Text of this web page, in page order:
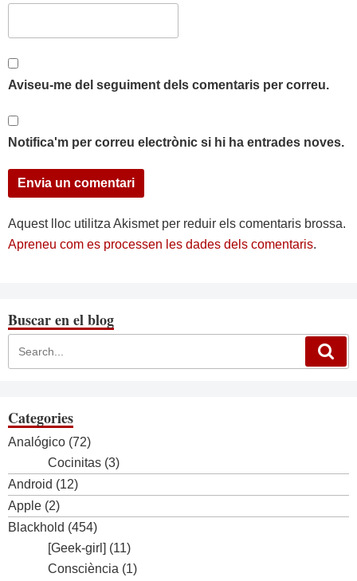
Aviseu-me del seguiment dels comentaris per correu.
Notifica'm per correu electrònic si hi ha entrades noves.
Aquest lloc utilitza Akismet per reduir els comentaris brossa.
Apreneu com es processen les dades dels comentaris.
Buscar en el blog
Categories
Analógico (72)
Cocinitas (3)
Android (12)
Apple (2)
Blackhold (454)
[Geek-girl] (11)
Consciència (1)